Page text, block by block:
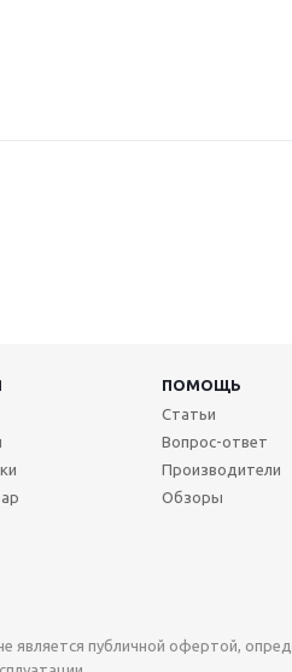
ПОМОЩЬ
Статьи
Вопрос-ответ
Производители
Обзоры
является публичной офертой,